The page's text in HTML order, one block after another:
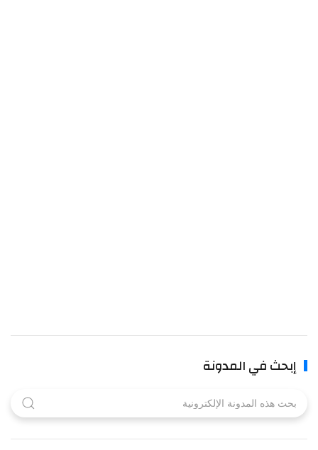
إبحث في المدونة